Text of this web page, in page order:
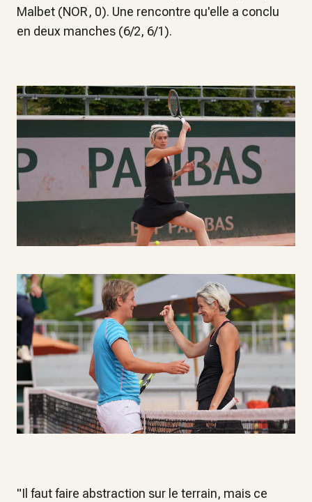
Malbet (NOR, 0). Une rencontre qu'elle a conclu
en deux manches (6/2, 6/1).
"Il faut faire abstraction sur le terrain, mais ce